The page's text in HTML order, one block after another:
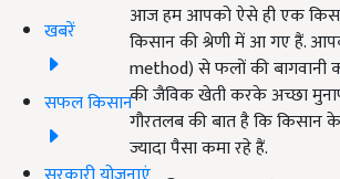
खबरें
सफल किसान
आज हम आपको ऐसे ही एक
किसान की श्रेणी में आ गए हैं.
method)से फलों की बागवानी
की जैविक खेती करके अच्छा
गौरतलब की बात है कि किसान
ज्यादा पैसा कमा रहे हैं.